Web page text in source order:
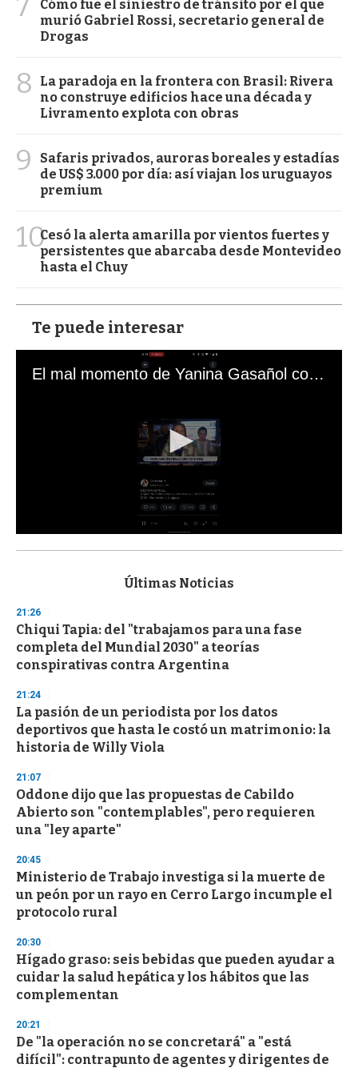
7
Cómo fue el siniestro de tránsito por el que
murió Gabriel Rossi, secretario general de
Drogas
8
La paradoja en la frontera con Brasil: Rivera
no construye edificios hace una década y
Livramento explota con obras
9
Safaris privados, auroras boreales y estadías
de US$ 3.000 por día: así viajan los uruguayos
premium
10Cesó la alerta amarilla por vientos fuertes y
persistentes que abarcaba desde Montevideo
hasta el Chuy
Te puede interesar
El mal momento de Yanina Gasañol con un hincha argentino en "Subrayado"
s
d
s
o
f
3
s
e
c
o
n
Últimas Noticias
21:26
Chiqui Tapia: del "trabajamos para una fase
completa del Mundial 2030" a teorías
conspirativas contra Argentina
21:24
La pasión de un periodista por los datos
deportivos que hasta le costó un matrimonio: la
historia de Willy Viola
21:07
Oddone dijo que las propuestas de Cabildo
Abierto son "contemplables", pero requieren
una "ley aparte"
20:45
Ministerio de Trabajo investiga si la muerte de
un peón por un rayo en Cerro Largo incumple el
protocolo rural
20:30
Hígado graso: seis bebidas que pueden ayudar a
cuidar la salud hepática y los hábitos que las
complementan
20:21
De "la operación no se concretará" a "está
difícil": contrapunto de agentes y dirigentes de